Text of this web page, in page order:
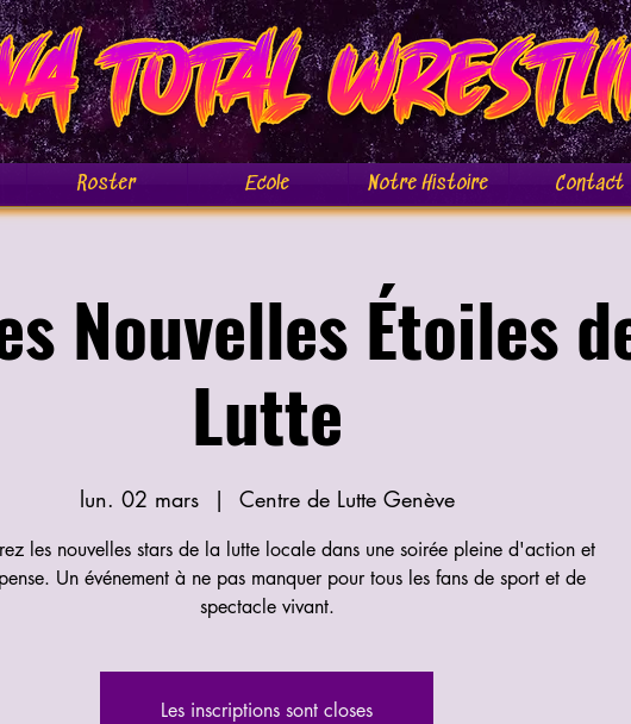
Roster Ecole Notre Histoire Contact
Nouvelles Étoiles
Lutte
lun. 02 mars
  |
Centre de Lutte Genève
les nouvelles stars de la lutte locale dans une soirée pleine d'action et
Un événement à ne pas manquer pour tous les fans de sport et de
spectacle vivant.
Les inscriptions sont closes